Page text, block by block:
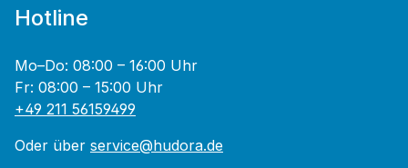
Hotline
Mo–Do: 08:00 – 16:00 Uhr
Fr: 08:00 – 15:00 Uhr
+49 211 56159499
Oder über service@hudora.de